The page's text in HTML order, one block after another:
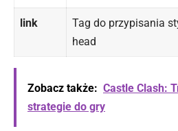
link
Tag do przypisania
head
Zobacz także: Castle Clash:
strategie do gry